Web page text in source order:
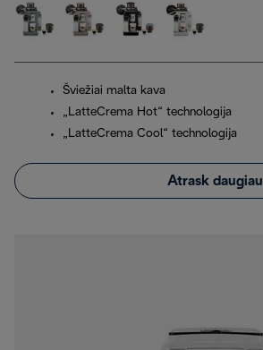
Šviežiai malta kava
„LatteCrema Hot“ technologija
„LatteCrema Cool“ technologija
Atrask daugiau